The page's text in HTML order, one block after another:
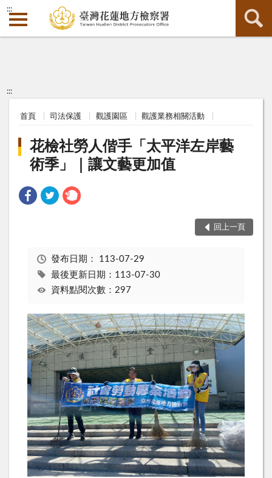
:::
:::
首頁 司法保護 觀護園區 觀護業務相關活動
花檢社勞人偕手「太平洋左岸藝
術季」｜讓文藝更加值
回上一頁
發布日期： 113-07-29
最後更新日期：113-07-30
資料點閱次數：297